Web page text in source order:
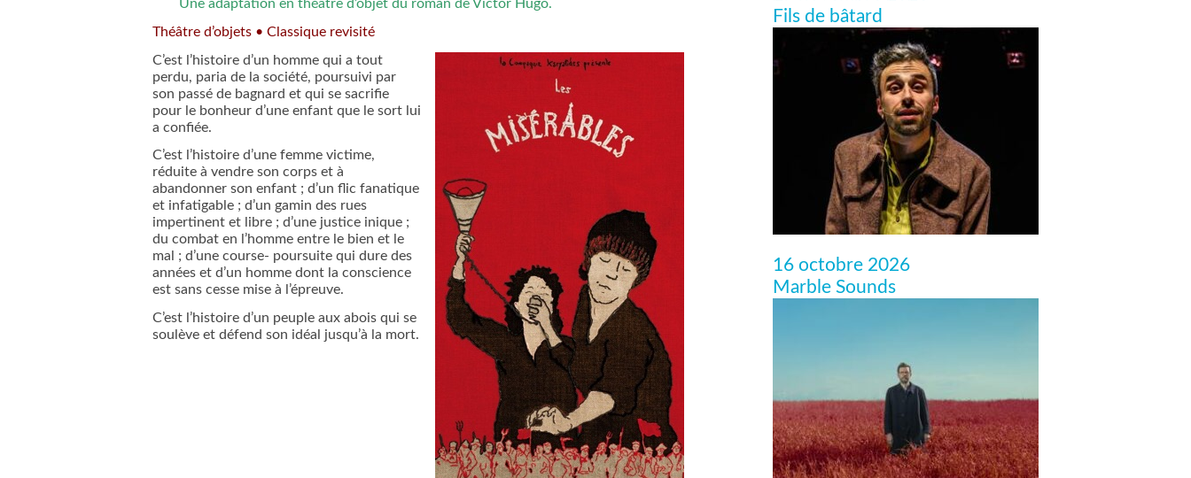
Une adaptation en théâtre d’objet du roman de Victor Hugo.
Théâtre d’objets • Classique revisité
C’est l’histoire d’un homme qui a tout
perdu, paria de la société, poursuivi par
son passé de bagnard et qui se sacrifie
pour le bonheur d’une enfant que le sort lui
a confiée.
C’est l’histoire d’une femme victime,
réduite à vendre son corps et à
abandonner son enfant ; d’un flic fanatique
et infatigable ; d’un gamin des rues
impertinent et libre ; d’une justice inique ;
du combat en l’homme entre le bien et le
mal ; d’une course- poursuite qui dure des
années et d’un homme dont la conscience
est sans cesse mise à l’épreuve.
C’est l’histoire d’un peuple aux abois qui se
soulève et défend son idéal jusqu’à la mort.
Fils de bâtard
16 octobre 2026
Marble Sounds